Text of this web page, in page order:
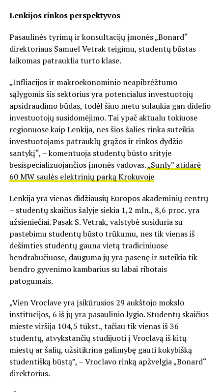
Lenkijos rinkos perspektyvos
Pasaulinės tyrimų ir konsultacijų įmonės „Bonard“
direktoriaus Samuel Vetrak teigimu, studentų būstas
laikomas patrauklia turto klase.
„Infliacijos ir makroekonominio neapibrėžtumo
sąlygomis šis sektorius yra potencialus investuotojų
apsidraudimo būdas, todėl šiuo metu sulaukia gan didelio
investuotojų susidomėjimo. Tai ypač aktualu tokiuose
regionuose kaip Lenkija, nes šios šalies rinka suteikia
investuotojams patrauklų grąžos ir rinkos dydžio
santykį“, – komentuoja studentų būsto srityje
besispecializuojančios įmonės vadovas.„Sunly” atidarė
60 MW saulės elektrinių parką Krokuvoje
Lenkija yra vienas didžiausių Europos akademinių centrų
– studentų skaičius šalyje siekia 1,2 mln., 8,6 proc. yra
užsieniečiai. Pasak S. Vetrak, valstybė susiduria su
pastebimu studentų būsto trūkumu, nes tik vienas iš
dešimties studentų gauna vietą tradiciniuose
bendrabučiuose, dauguma jų yra pasenę ir suteikia tik
bendro gyvenimo kambarius su labai ribotais
patogumais.
„Vien Vroclave yra įsikūrusios 29 aukštojo mokslo
institucijos, 6 iš jų yra pasaulinio lygio. Studentų skaičius
mieste viršija 104,5 tūkst., tačiau tik vienas iš 36
studentų, atvykstančių studijuoti į Vroclavą iš kitų
miestų ar šalių, užsitikrina galimybę gauti kokybišką
studentišką būstą”, – Vroclavo rinką apžvelgia „Bonard“
direktorius.